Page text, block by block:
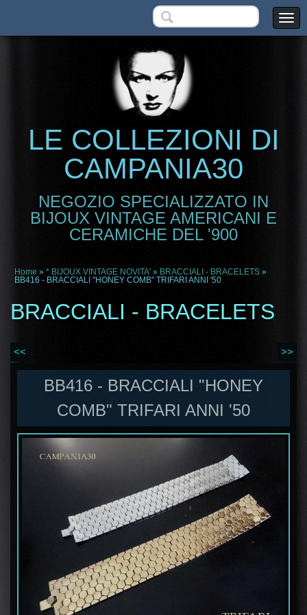
LE COLLEZIONI DI
CAMPANIA30
NEGOZIO SPECIALIZZATO IN
BIJOUX VINTAGE AMERICANI E
CERAMICHE DEL '900
Home » * BIJOUX VINTAGE NOVITA' » BRACCIALI - BRACELETS »
BB416 - BRACCIALI "HONEY COMB" TRIFARI ANNI '50
BRACCIALI - BRACELETS
<< >>
BB416 - BRACCIALI "HONEY
COMB" TRIFARI ANNI '50